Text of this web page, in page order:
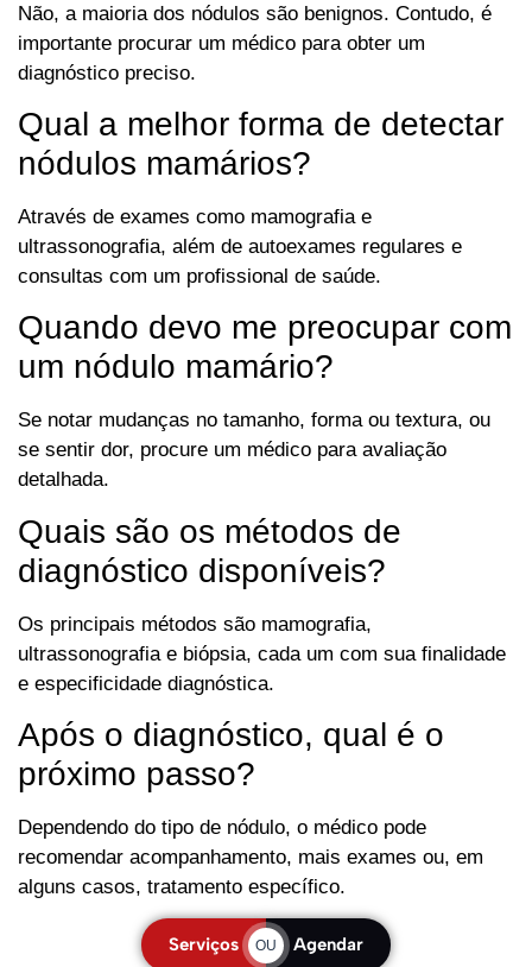
Não, a maioria dos nódulos são benignos. Contudo, é
importante procurar um médico para obter um
diagnóstico preciso.
Qual a melhor forma de detectar
nódulos mamários?
Através de exames como mamografia e
ultrassonografia, além de autoexames regulares e
consultas com um profissional de saúde.
Quando devo me preocupar com
um nódulo mamário?
Se notar mudanças no tamanho, forma ou textura, ou
se sentir dor, procure um médico para avaliação
detalhada.
Quais são os métodos de
diagnóstico disponíveis?
Os principais métodos são mamografia,
ultrassonografia e biópsia, cada um com sua finalidade
e especificidade diagnóstica.
Após o diagnóstico, qual é o
próximo passo?
Dependendo do tipo de nódulo, o médico pode
recomendar acompanhamento, mais exames ou, em
alguns casos, tratamento específico.
Serviços OU Agendar